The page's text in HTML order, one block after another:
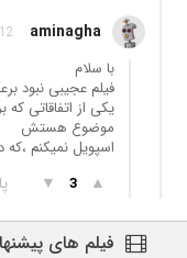
aminagha 12 ماه قبل
با سلام
فیلم عجیبی نبود
یکی از اتفاقاتی
موضوع هستش
اسپویل نمیکنم ،که
▲
3
▼
فیلم های